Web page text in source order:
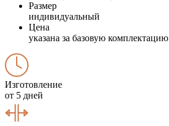
Размер
индивидуальный
Цена
указана за базовую комплектацию
Изготовление
от 5 дней